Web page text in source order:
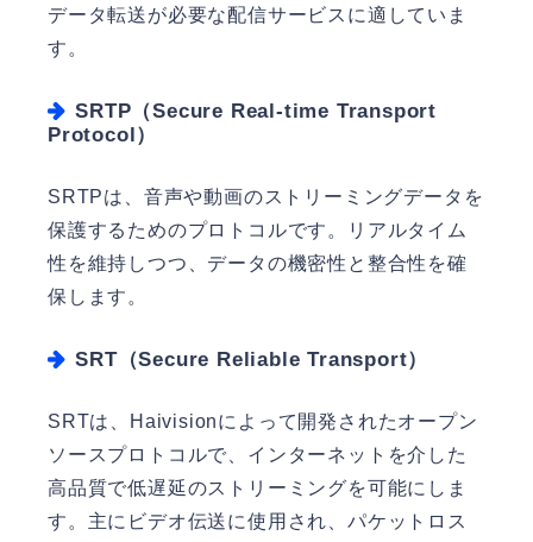
データ転送が必要な配信サービスに適していま
す。
SRTP（Secure Real-time Transport
Protocol）
SRTPは、音声や動画のストリーミングデータを
保護するためのプロトコルです。リアルタイム
性を維持しつつ、データの機密性と整合性を確
保します。
SRT（Secure Reliable Transport）
SRTは、Haivisionによって開発されたオープン
ソースプロトコルで、インターネットを介した
高品質で低遅延のストリーミングを可能にしま
す。主にビデオ伝送に使用され、パケットロス